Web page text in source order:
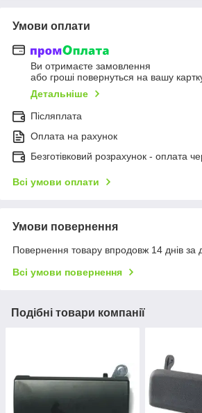
Умови оплати
Ви отримаєте замовлення
або гроші повернуться на вашу
Детальніше
Післяплата
Оплата на рахунок
Безготівковий розрахунок - оплата
Всі умови оплати
Умови повернення
Повернення товару впродовж 14 днів за
Всі умови повернення
Подібні товари компанії